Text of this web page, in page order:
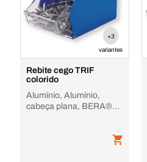
+3
variantes
Rebite cego TRIF
colorido
Alumínio, Alumínio,
cabeça plana, BERA®